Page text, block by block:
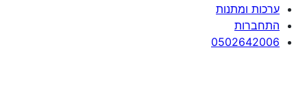
ערכות ומתנות
התחברות
0502642006